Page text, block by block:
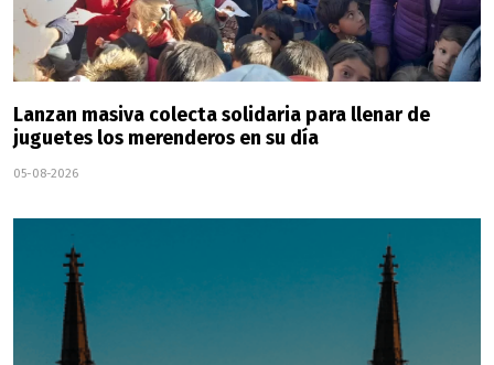
Lanzan masiva colecta solidaria para llenar de
juguetes los merenderos en su día
05-08-2026